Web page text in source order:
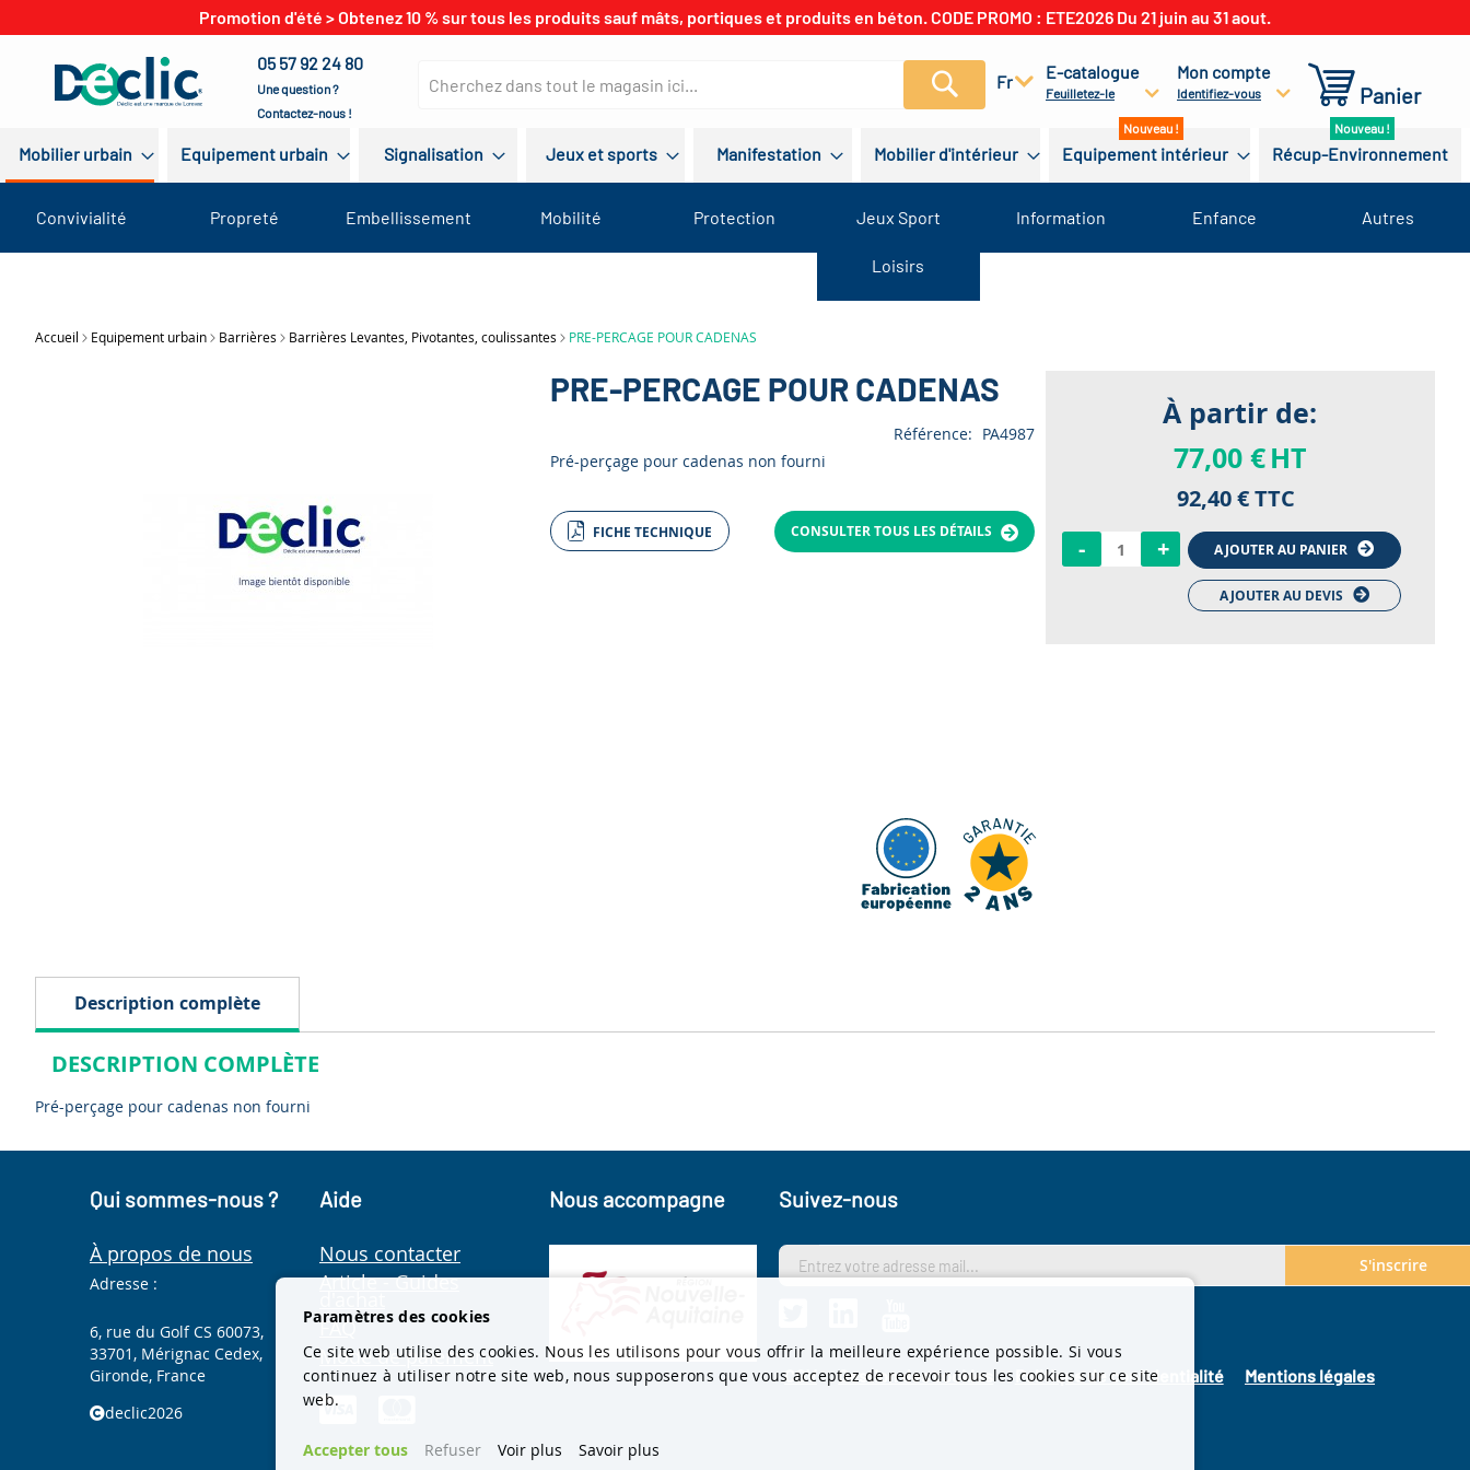
Promotion d'été > Obtenez 10 % sur tous les produits sauf mâts, portiques et produits en béton. CODE PROMO : ETE2026 Du 21 juin au 31 aout.
05 57 92 24 80
Une question ?
Contactez-nous !
Recherchez
Fr E-catalogue
Feuilletez-le
Mon compte
Identifiez-vous Panier
Mobilier urbain Equipement urbain Signalisation Jeux et sports Manifestation Mobilier d'intérieur Equipement intérieur Récup-Environnement
Convivialité Propreté Embellissement Mobilité Protection Jeux Sport
Loisirs
Information Enfance Autres
Accueil Equipement urbain Barrières Barrières Levantes, Pivotantes, coulissantes PRE-PERCAGE POUR CADENAS
PRE-PERCAGE POUR CADENAS
Référence
PA4987
Pré-perçage pour cadenas non fourni
FICHE TECHNIQUE CONSULTER TOUS LES DÉTAILS
À partir de:
77,00 €HT
92,40 €TTC
-
+ AJOUTER AU PANIER
AJOUTER AU DEVIS
Description complète
DESCRIPTION COMPLÈTE
Pré-perçage pour cadenas non fourni
Qui sommes-nous ?
À propos de nous
Adresse :
6, rue du Golf CS 60073,
33701, Mérignac Cedex,
Gironde, France
declic2026
Aide
Nous contacter
Article - Guides
FAQ
Mode de paiement
Nous accompagne Suivez-nous
S'inscrire
CGV Gestion des cookies Politique de confidentialité Mentions légales
Paramètres des cookies
Ce site web utilise des cookies. Nous les utilisons pour vous offrir la meilleure expérience possible. Si vous
continuez à utiliser notre site web, nous supposerons que vous acceptez de recevoir tous les cookies sur ce site
web.
Accepter tous Refuser Voir plus Savoir plus